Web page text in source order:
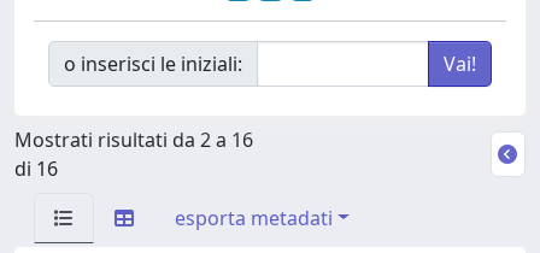
o inserisci le iniziali:
Mostrati risultati da 2 a 16
di 16
esporta metadati